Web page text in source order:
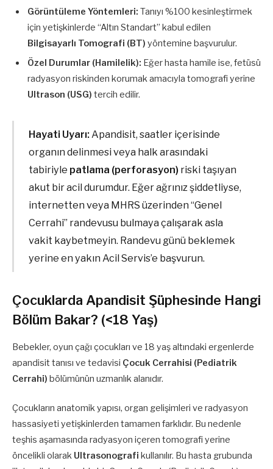
Görüntüleme Yöntemleri: Tanıyı %100 kesinleştirmek
için yetişkinlerde “Altın Standart” kabul edilen
Bilgisayarlı Tomografi (BT) yöntemine başvurulur.
Özel Durumlar (Hamilelik): Eğer hasta hamile ise, fetüsü
radyasyon riskinden korumak amacıyla tomografi yerine
Ultrason (USG) tercih edilir.
Hayati Uyarı: Apandisit, saatler içerisinde
organın delinmesi veya halk arasındaki
tabiriyle patlama (perforasyon) riski taşıyan
akut bir acil durumdur. Eğer ağrınız şiddetliyse,
internetten veya MHRS üzerinden “Genel
Cerrahi” randevusu bulmaya çalışarak asla
vakit kaybetmeyin. Randevu günü beklemek
yerine en yakın Acil Servis’e başvurun.
Çocuklarda Apandisit Şüphesinde Hangi
Bölüm Bakar? (<18 Yaş)
Bebekler, oyun çağı çocukları ve 18 yaş altındaki ergenlerde
apandisit tanısı ve tedavisi Çocuk Cerrahisi (Pediatrik
Cerrahi) bölümünün uzmanlık alanıdır.
Çocukların anatomik yapısı, organ gelişimleri ve radyasyon
hassasiyeti yetişkinlerden tamamen farklıdır. Bu nedenle
teşhis aşamasında radyasyon içeren tomografi yerine
öncelikli olarak Ultrasonografi kullanılır. Bu hasta grubunda